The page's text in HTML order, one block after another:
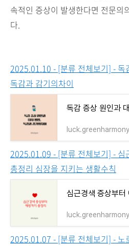
속적인 증상이 발생한다면 전문의
다.
2025.01.10 - [분류 전체보기] - 독
독감과 감기의차이
2025.01.09 - [분류 전체보기] - 심
총정리 심장을 지키는 생활수칙
2025.01.07 - [분류 전체보기] - 노